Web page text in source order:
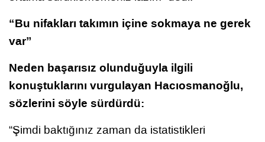
“Bu nifakları takımın içine sokmaya ne gerek
var”
Neden başarısız olunduğuyla ilgili
konuştuklarını vurgulayan Hacıosmanoğlu,
sözlerini söyle sürdürdü:
“Şimdi baktığınız zaman da istatistikleri